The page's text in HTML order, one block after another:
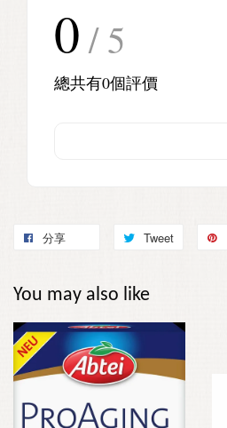
0 / 5
總共有0個評價
分享 Tweet
You may also like